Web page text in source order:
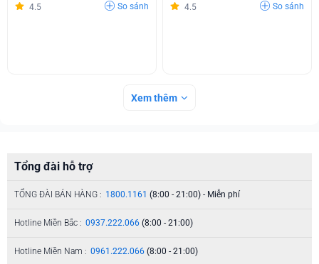
4.5 So sánh 4.5 So sánh
Xem thêm
Tổng đài hỗ trợ
TỔNG ĐÀI BÁN HÀNG : 1800.1161 (8:00 - 21:00) - Miễn phí
Hotline Miền Bắc : 0937.222.066 (8:00 - 21:00)
Hotline Miền Nam : 0961.222.066 (8:00 - 21:00)